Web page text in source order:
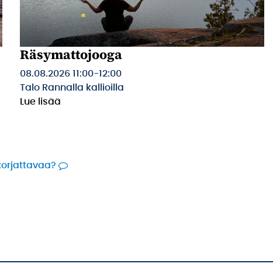
Räsymattojooga
08.08.2026 11:00-12:00
Talo Rannalla kallioilla
Lue lisää